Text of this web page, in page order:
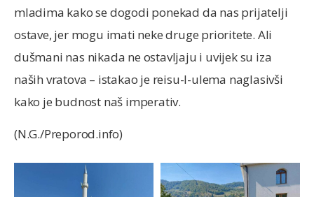
mladima kako se dogodi ponekad da nas prijatelji
ostave, jer mogu imati neke druge prioritete. Ali
dušmani nas nikada ne ostavljaju i uvijek su iza
naših vratova – istakao je reisu-l-ulema naglasivši
kako je budnost naš imperativ.
(N.G./Preporod.info)